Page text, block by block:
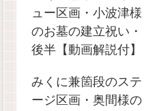
ュー区画・小波津様
のお墓の建立祝い・
後半【動画解説付】
みくに兼箇段のステ
ージ区画・奥間様の